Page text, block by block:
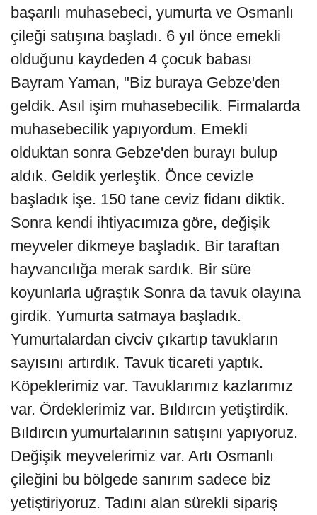
başarılı muhasebeci, yumurta ve Osmanlı
çileği satışına başladı. 6 yıl önce emekli
olduğunu kaydeden 4 çocuk babası
Bayram Yaman, "Biz buraya Gebze'den
geldik. Asıl işim muhasebecilik. Firmalarda
muhasebecilik yapıyordum. Emekli
olduktan sonra Gebze'den burayı bulup
aldık. Geldik yerleştik. Önce cevizle
başladık işe. 150 tane ceviz fidanı diktik.
Sonra kendi ihtiyacımıza göre, değişik
meyveler dikmeye başladık. Bir taraftan
hayvancılığa merak sardık. Bir süre
koyunlarla uğraştık Sonra da tavuk olayına
girdik. Yumurta satmaya başladık.
Yumurtalardan civciv çıkartıp tavukların
sayısını artırdık. Tavuk ticareti yaptık.
Köpeklerimiz var. Tavuklarımız kazlarımız
var. Ördeklerimiz var. Bıldırcın yetiştirdik.
Bıldırcın yumurtalarının satışını yapıyoruz.
Değişik meyvelerimiz var. Artı Osmanlı
çileğini bu bölgede sanırım sadece biz
yetiştiriyoruz. Tadını alan sürekli sipariş